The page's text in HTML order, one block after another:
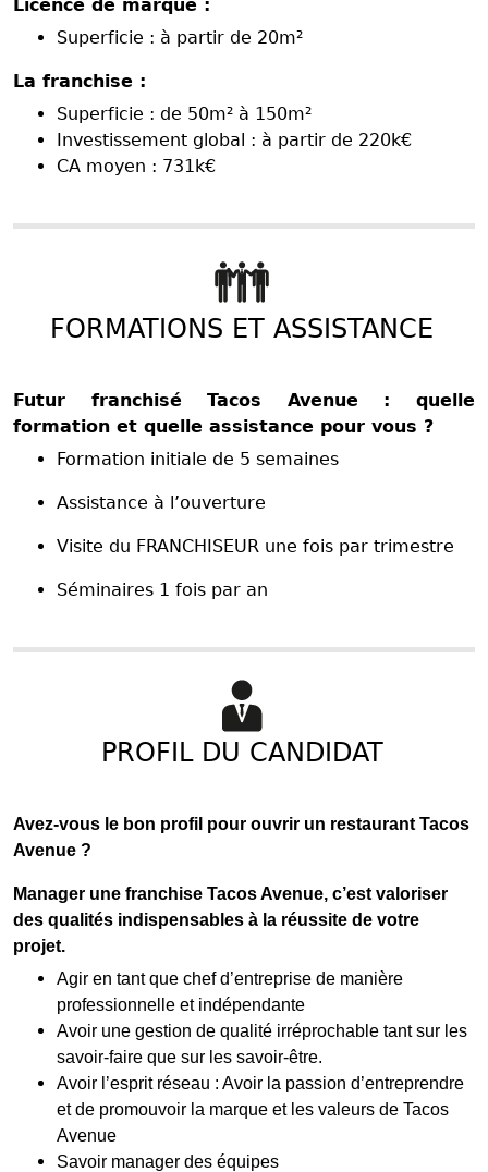
Licence de marque :
Superficie : à partir de 20m²
La franchise :
Superficie : de 50m² à 150m²
Investissement global : à partir de 220k€
CA moyen : 731k€
FORMATIONS ET ASSISTANCE
Futur franchisé Tacos Avenue : quelle
formation et quelle assistance pour vous ?
Formation initiale de 5 semaines
Assistance à l’ouverture
Visite du FRANCHISEUR une fois par trimestre
Séminaires 1 fois par an
PROFIL DU CANDIDAT
Avez-vous le bon profil pour ouvrir un restaurant Tacos
Avenue ?
Manager une franchise Tacos Avenue, c’est valoriser
des qualités indispensables à la réussite de votre
projet.
Agir en tant que chef d’entreprise de manière
professionnelle et indépendante
Avoir une gestion de qualité irréprochable tant sur les
savoir-faire que sur les savoir-être.
Avoir l’esprit réseau : Avoir la passion d’entreprendre
et de promouvoir la marque et les valeurs de Tacos
Avenue
Savoir manager des équipes